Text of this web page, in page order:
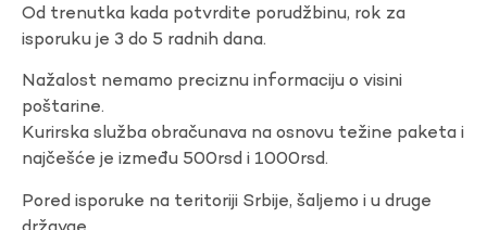
Od trenutka kada potvrdite porudžbinu, rok za
isporuku je 3 do 5 radnih dana.
Nažalost nemamo preciznu informaciju o visini
poštarine.
Kurirska služba obračunava na osnovu težine paketa i
najčešće je između 500rsd i 1000rsd.
Pored isporuke na teritoriji Srbije, šaljemo i u druge